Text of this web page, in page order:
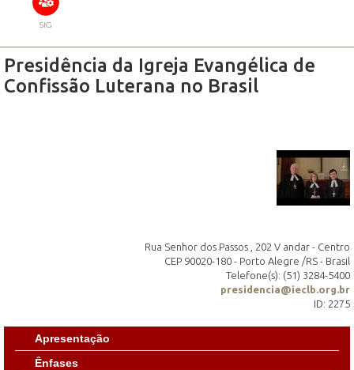
SIG
Presidência da Igreja Evangélica de
Confissão Luterana no Brasil
Rua Senhor dos Passos , 202 V andar - Centro
CEP 90020-180 - Porto Alegre /RS - Brasil
Telefone(s): (51) 3284-5400
presidencia@ieclb.org.br
ID: 2275
Apresentação
Ênfases